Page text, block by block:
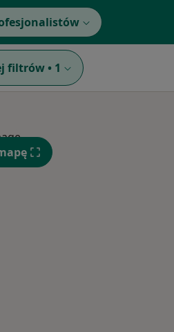
filtrów • 1